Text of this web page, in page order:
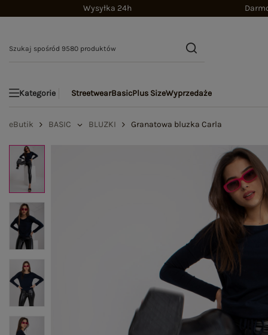
Wysyłka 24h
Kategorie StreetwearBasicPlus SizeWyprzedaże
eButik BASIC BLUZKI Granatowa bluzka Carla